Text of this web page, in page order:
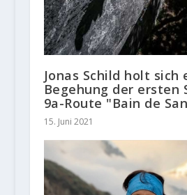
Jonas Schild holt sich
Begehung der ersten
9a-Route "Bain de
15. Juni 2021